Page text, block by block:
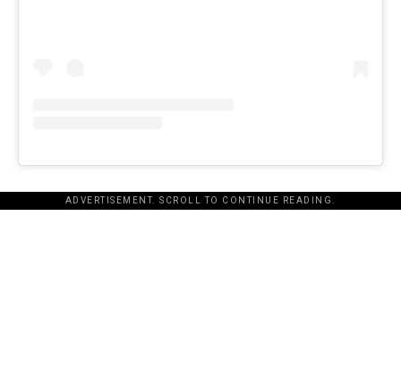
ADVERTISEMENT. SCROLL TO CONTINUE READING.